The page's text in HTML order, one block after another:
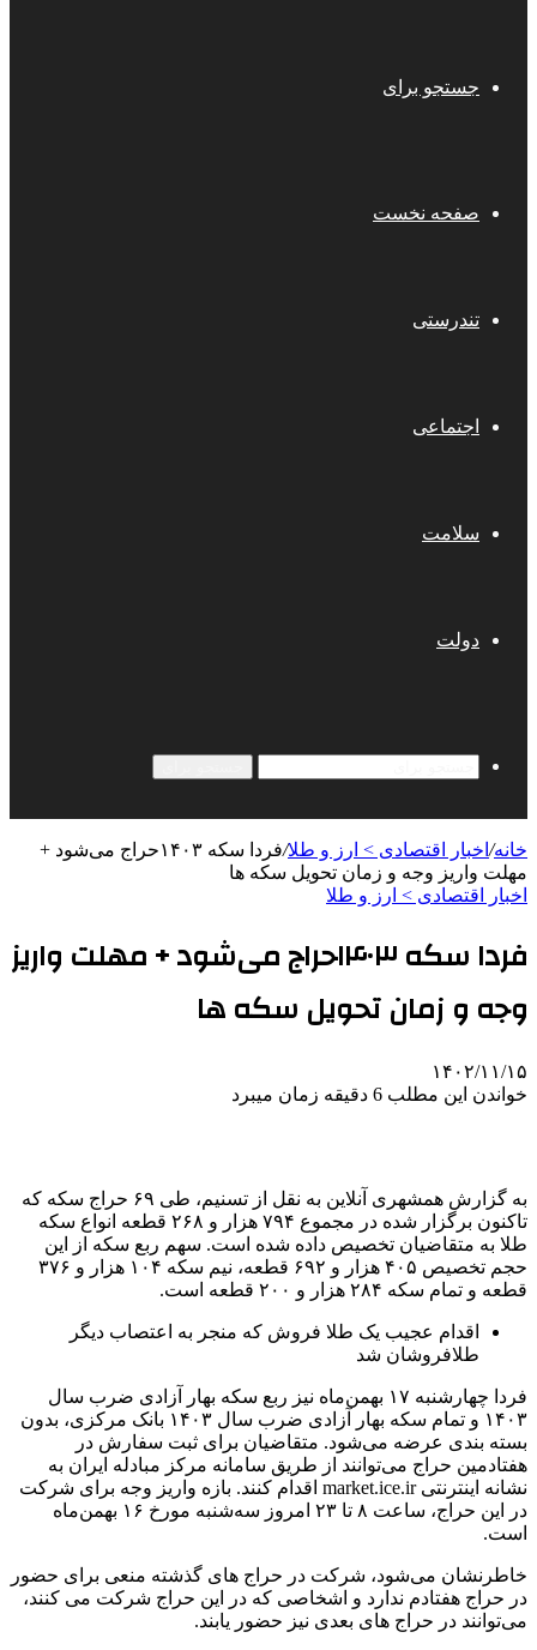
جستجو برای
صفحه نخست
تندرستی
اجتماعی
سلامت
دولت
خانه/ اخبار اقتصادی > ارز و طلا/
فردا سکه ۱۴۰۳حراج می‌شود +
مهلت واریز وجه و زمان تحویل سکه ها
اخبار اقتصادی > ارز و طلا
فردا سکه ۱۴۰۳حراج می‌شود + مهلت واریز
وجه و زمان تحویل سکه ها
۱۴۰۲/۱۱/۱۵
خواندن این مطلب 6 دقیقه زمان میبرد
به گزارش همشهری آنلاین به نقل از تسنیم، طی ۶۹ حراج سکه که
تاکنون برگزار شده در مجموع ۷۹۴ هزار و ۲۶۸ قطعه انواع سکه
طلا به متقاضیان تخصیص داده شده است. سهم ربع سکه از این
حجم تخصیص ۴۰۵ هزار و ۶۹۲ قطعه، نیم سکه ۱۰۴ هزار و ۳۷۶
قطعه و تمام سکه ۲۸۴ هزار و ۲۰۰ قطعه است.
اقدام عجیب یک طلا فروش که منجر به اعتصاب دیگر
طلافروشان شد
فردا چهارشنبه ۱۷ بهمن‌ماه نیز ربع سکه بهار آزادی ضرب سال
۱۴۰۳ و تمام سکه بهار آزادی ضرب سال ۱۴۰۳ بانک مرکزی، بدون
بسته بندی عرضه می‌شود. متقاضیان برای ثبت سفارش در
هفتادمین حراج می‌توانند از طریق سامانه مرکز مبادله ایران به
نشانه اینترنتی market.ice.ir اقدام کنند. بازه واریز وجه برای شرکت
در این حراج، ساعت ۸ تا ۲۳ امروز سه‌شنبه مورخ ۱۶ بهمن‌ماه
است.
خاطرنشان می‌شود، شرکت در حراج های گذشته منعی برای حضور
در حراج هفتادم ندارد و اشخاصی که در این حراج شرکت می کنند،
می‌توانند در حراج های بعدی نیز حضور یابند.